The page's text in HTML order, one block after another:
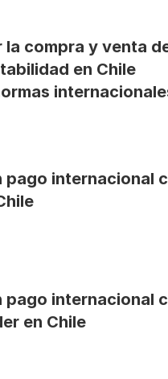
la compra y venta
en Chile
pago internacional
pago internacional
en Chile